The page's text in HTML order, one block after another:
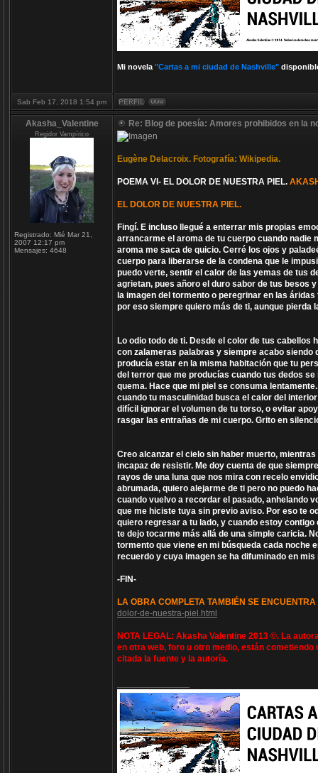
Mi novela "Cartas a mi ciudad de Nashville"
Sab Feb 17, 2018 1:54 pm
Akasha_Valentine
Regidor Vampírico
Registrado: Mié Mar 21,
2007 12:17 pm
Mensajes: 4648
Re: Blog de poesía: Amores prohibidos en la
Eugène Delacroix. Fotografía: Wikipedia.
POEMA VI- EL DOLOR DE NUESTRA PIEL.
EL DOLOR DE NUESTRA PIEL.
Fingí. E incluso llegué a enterrar mis propias
arrancarme el aroma de tu cuerpo cuando nadie
aroma me saca de quicio. Cerré los ojos y
cuerpo para liberarse de la condena que le
puedo verte, sentir el calor de las yemas de tus
agrietan, pues añoro el duro sabor de tus besos
la imagen del tormento o peregrinar en las
por eso siempre quiero más de ti, aunque pierda
Lo odio todo de ti. Desde el color de tus
con zalameras palabras y siempre acabo siendo
producía estar en la misma habitación que tu
del terror que me producías cuando tus dedos
quema. Hace que mi piel se consuma
cuando tu masculinidad busca el calor del
difícil ignorar el volumen de tu torso, o evitar
rasgar las entrañas de mi cuerpo. Grito en
Creo alcanzar el cielo sin haber muerto,
incapaz de resistir. Me doy cuenta de que
rayos de una luna que nos mira con recelo
abrumada, quiero alejarme de ti pero no puedo
cuando vuelvo a recordar el pasado, anhelando
que me hiciste tuya sin previo aviso. Por eso te
quiero regresar a tu lado, y cuando estoy
te dejo tocarme más allá de una simple caricia.
tormento que viene en mi búsqueda cada noche
recuerdo y cuya imagen se ha difuminado en
-FIN-
LA OBRA COMPLETA TAMBIÉN SE
dolor-de-nuestra-piel.html
NOTA LEGAL: Akasha Valentine 2013 ©. La
en otra web, foro u otro medio, están
citada la fuente y la autoría.